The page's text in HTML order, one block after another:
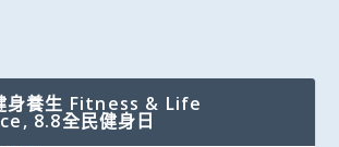
身養生 Fitness & Life
8.8全民健身日